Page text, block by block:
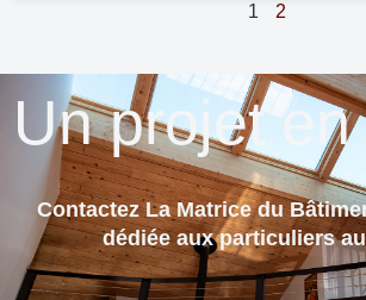
1 2
Un projet
Contactez La Matrice du
dédiée aux particuliers